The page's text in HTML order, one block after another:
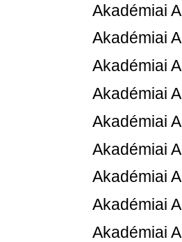
Akadémiai
Akadémiai
Akadémiai
Akadémiai
Akadémiai
Akadémiai
Akadémiai
Akadémiai
Akadémiai